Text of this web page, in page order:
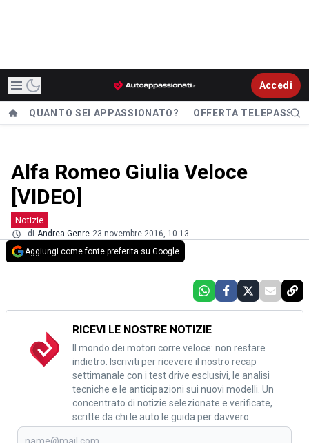
Accedi
QUANTO SEI APPASSIONATO? OFFERTA TELEPASS
Alfa Romeo Giulia Veloce
[VIDEO]
Notizie
di Andrea Genre 23 novembre 2016, 10.13
Aggiungi come fonte preferita su Google
RICEVI LE NOSTRE NOTIZIE
Il mondo dei motori corre veloce: non restare
indietro. Iscriviti per ricevere il nostro recap
settimanale con i test drive esclusivi, le analisi
tecniche e le anticipazioni sui nuovi modelli. Un
concentrato di notizie selezionate e verificate,
scritte da chi le auto le guida per davvero.